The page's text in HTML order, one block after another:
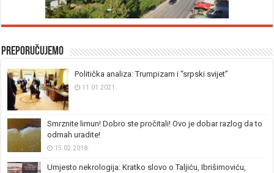
Preporučujemo
Politička analiza: Trumpizam i “srpski svijet”
11.01.2021.
Smrznite limun! Dobro ste pročitali! Ovo je dobar razlog da to
odmah uradite!
15.02.2018.
Umjesto nekrologija: Kratko slovo o Taljiću, Ibrišimoviću,